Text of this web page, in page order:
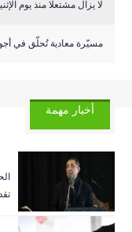
لا يزال مشتعلًا منذ يوم
مسيّرة معادية تُحلّق في
أخبار مهمة